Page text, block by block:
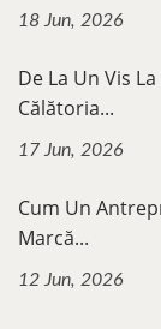
18 Jun, 2026
De La Un Vis
Călătoria...
17 Jun, 2026
Cum Un
Marcă...
12 Jun, 2026